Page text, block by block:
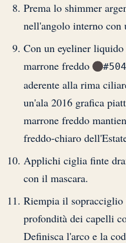
Prema lo shimmer
nell'angolo interno con
Con un eyeliner
marrone freddo
aderente alla rima
un'ala 2016 grafica
marrone freddo
freddo-chiaro
Applichi ciglia finte
con il mascara.
Riempia il
profondità dei capelli
Definisca l'arco e la